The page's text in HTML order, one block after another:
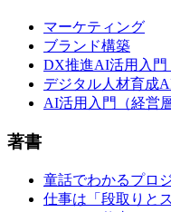
マーケティング
ブランド構築
DX推進AI活用入門
デジタル人材育成
AI活用入門（経営
著書
童話でわかるプロ
仕事は「段取りと